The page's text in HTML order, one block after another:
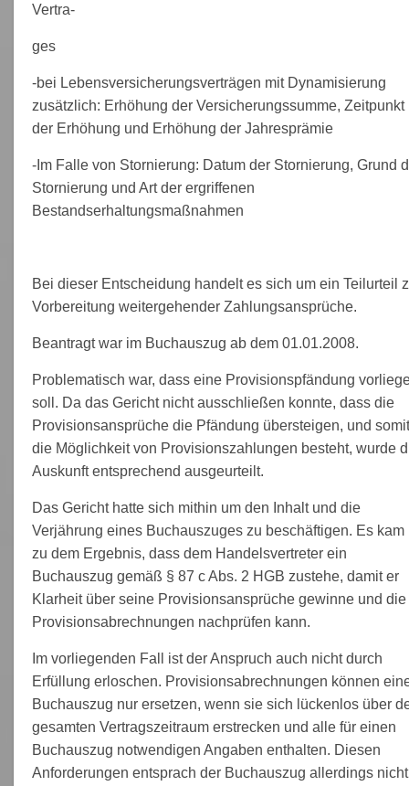
Vertra-
ges
-bei Lebensversicherungsverträgen mit Dynamisierung
zusätzlich: Erhöhung der Versicherungssumme, Zeitpunkt
der Erhöhung und Erhöhung der Jahresprämie
-Im Falle von Stornierung: Datum der Stornierung, Grund
Stornierung und Art der ergriffenen
Bestandserhaltungsmaßnahmen
Bei dieser Entscheidung handelt es sich um ein Teilurteil
Vorbereitung weitergehender Zahlungsansprüche.
Beantragt war im Buchauszug ab dem 01.01.2008.
Problematisch war, dass eine Provisionspfändung
soll. Da das Gericht nicht ausschließen konnte, dass die
Provisionsansprüche die Pfändung übersteigen, und somit
die Möglichkeit von Provisionszahlungen besteht, wurde
Auskunft entsprechend ausgeurteilt.
Das Gericht hatte sich mithin um den Inhalt und die
Verjährung eines Buchauszuges zu beschäftigen. Es kam
zu dem Ergebnis, dass dem Handelsvertreter ein
Buchauszug gemäß § 87 c Abs. 2 HGB zustehe, damit er
Klarheit über seine Provisionsansprüche gewinne und die
Provisionsabrechnungen nachprüfen kann.
Im vorliegenden Fall ist der Anspruch auch nicht durch
Erfüllung erloschen. Provisionsabrechnungen können
Buchauszug nur ersetzen, wenn sie sich lückenlos über
gesamten Vertragszeitraum erstrecken und alle für einen
Buchauszug notwendigen Angaben enthalten. Diesen
Anforderungen entsprach der Buchauszug allerdings